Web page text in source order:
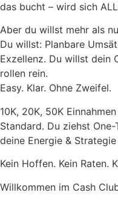
das bucht – wird sich
Aber du willst mehr als
Du willst: Planbare
Exzellenz. Du willst dein
rollen rein.
Easy. Klar. Ohne Zweifel.
10K, 20K, 50K
Standard. Du ziehst
deine Energie &
Kein Hoffen. Kein Raten.
Willkommen im Cash